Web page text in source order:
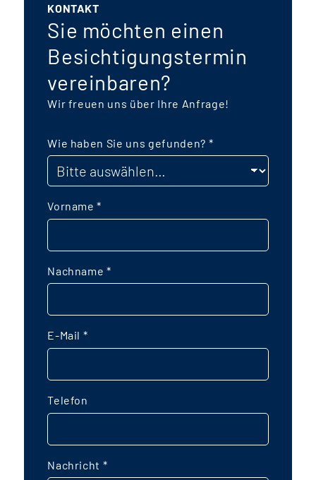
KONTAKT
Sie möchten einen
Besichtigungstermin
vereinbaren?
Wir freuen uns über Ihre Anfrage!
Wie haben Sie uns gefunden? *
Vorname*
Nachname*
E-Mail *
Telefon
Nachricht *